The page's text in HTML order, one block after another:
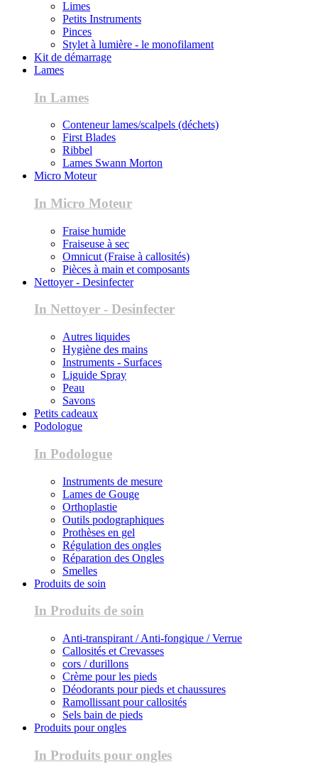
Limes
Petits Instruments
Pinces
Stylet à lumière - le monofilament
Kit de démarrage
Lames
In Lames
Conteneur lames/scalpels (déchets)
First Blades
Ribbel
Lames Swann Morton
Micro Moteur
In Micro Moteur
Fraise humide
Fraiseuse à sec
Omnicut (Fraise à callosités)
Pièces à main et composants
Nettoyer - Desinfecter
In Nettoyer - Desinfecter
Autres liquides
Hygiène des mains
Instruments - Surfaces
Liguide Spray
Peau
Savons
Petits cadeaux
Podologue
In Podologue
Instruments de mesure
Lames de Gouge
Orthoplastie
Outils podographiques
Prothèses en gel
Régulation des ongles
Réparation des Ongles
Smelles
Produits de soin
In Produits de soin
Anti-transpirant / Anti-fongique / Verrue
Callosités et Crevasses
cors / durillons
Crème pour les pieds
Déodorants pour pieds et chaussures
Ramollissant pour callosités
Sels bain de pieds
Produits pour ongles
In Produits pour ongles